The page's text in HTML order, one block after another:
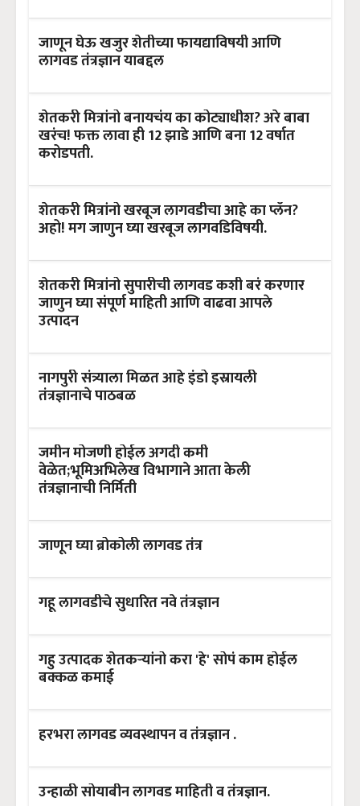
जाणून घेऊ खजुर शेतीच्या फायद्याविषयी आणि
लागवड तंत्रज्ञान याबद्दल
शेतकरी मित्रांनो बनायचंय का कोट्याधीश? अरे बाबा
खरंच! फक्त लावा ही 12 झाडे आणि बना 12 वर्षात
करोडपती.
शेतकरी मित्रांनो खरबूज लागवडीचा आहे का प्लॅन?
अहो! मग जाणुन घ्या खरबूज लागवडिविषयी.
शेतकरी मित्रांनो सुपारीची लागवड कशी बरं करणार
जाणुन घ्या संपूर्ण माहिती आणि वाढवा आपले
उत्पादन
नागपुरी संत्र्याला मिळत आहे इंडो इस्रायली
तंत्रज्ञानाचे पाठबळ
जमीन मोजणी होईल अगदी कमी
वेळेत;भूमिअभिलेख विभागाने आता केली
तंत्रज्ञानाची निर्मिती
जाणून घ्या ब्रोकोली लागवड तंत्र
गहू लागवडीचे सुधारित नवे तंत्रज्ञान
गहु उत्पादक शेतकऱ्यांनो करा 'हे' सोपं काम होईल
बक्कळ कमाई
हरभरा लागवड व्यवस्थापन व तंत्रज्ञान .
उन्हाळी सोयाबीन लागवड माहिती व तंत्रज्ञान.